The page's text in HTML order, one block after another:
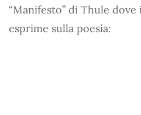
“Manifesto” di Thule
esprime sulla poesia: